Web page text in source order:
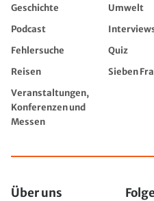
Geschichte Umwelt
Podcast
Fehlersuche
Quiz
Reisen
Sieben
Veranstaltungen,
Konferenzen und
Messen
Über uns